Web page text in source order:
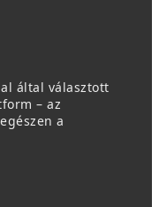
által választott
– az
a